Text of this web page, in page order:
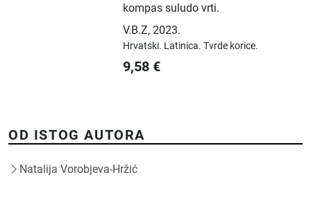
kompas suludo vrti.
V.B.Z,2023.
Hrvatski. Latinica.Tvrde korice.
9,58 €
OD ISTOG AUTORA
Natalija Vorobjeva-Hržić